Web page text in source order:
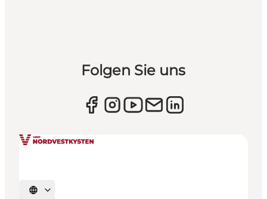
Folgen Sie uns
Sprache auswählen